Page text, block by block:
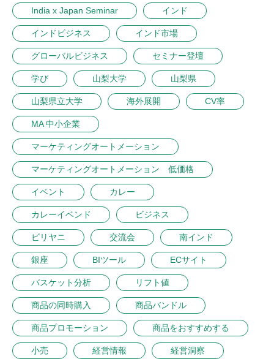
India x Japan Seminar インド
インドビジネス インド市場
グローバルビジネス セミナー登壇
学び 山梨大学 山梨県
山梨県立大学 海外展開 CV率
MA 中小企業
マーケティングオートメーション
マーケティングオートメーション 低価格
イベント カレー
カレーイベンド ビジネス
ビリヤニ 交流会 南インド
銀座 BIツール ECサイト
バスケット分析 リフト値
商品の同時購入 商品バンドル
商品プロモーション 商品をおすすめする
小売 経営情報 経営洞察